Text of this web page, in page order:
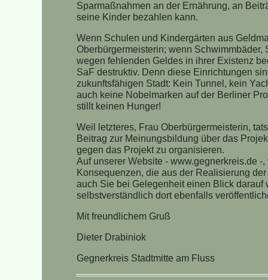
Sparmaßnahmen an der Ernährung, an
seine Kinder bezahlen kann.
Wenn Schulen und Kindergärten aus
Oberbürgermeisterin; wenn
wegen fehlenden Geldes in ihrer Existenz
SaF destruktiv. Denn diese Einrichtungen
zukunftsfähigen Stadt: Kein Tunnel, kein
auch keine Nobelmarken auf der Berliner
stillt keinen Hunger!
Weil letzteres, Frau Oberbürgermeisterin,
Beitrag zur Meinungsbildung über das
gegen das Projekt zu organisieren.
Auf unserer Website - www.gegnerkreis.de
Konsequenzen, die aus der Realisierung
auch Sie bei Gelegenheit einen Blick darauf
selbstverständlich dort ebenfalls
Mit freundlichem Gruß
Dieter Drabiniok
Gegnerkreis Stadtmitte am Fluss